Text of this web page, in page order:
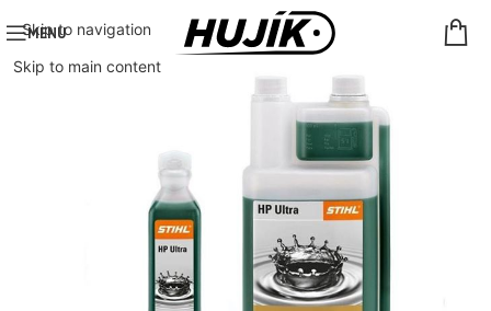
Skip to navigation
Skip to main content
MENU